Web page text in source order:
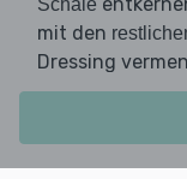
Schale
mit den
Dressing
demApfel-